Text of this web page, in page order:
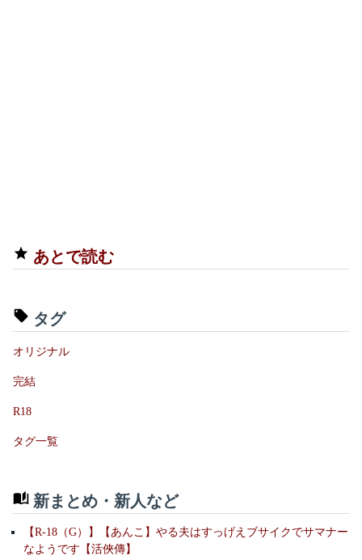
あとで読む
タグ
オリジナル
完結
R18
タグ一覧
新まとめ・新人など
【R-18（G）】【あんこ】やる夫はすっげえブサイクでサマナー
なようです【活俠傳】